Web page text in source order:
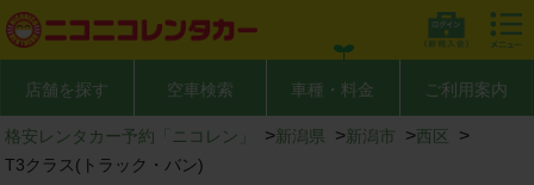
店舗を探す 空車検索 車種・料金 ご利用案内
格安レンタカー予約「ニコレン」 >新潟県 >新潟市 >西区 >
T3クラス(トラック・バン)